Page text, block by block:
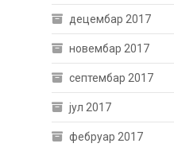
децембар 2017
новембар 2017
септембар 2017
јул 2017
фебруар 2017